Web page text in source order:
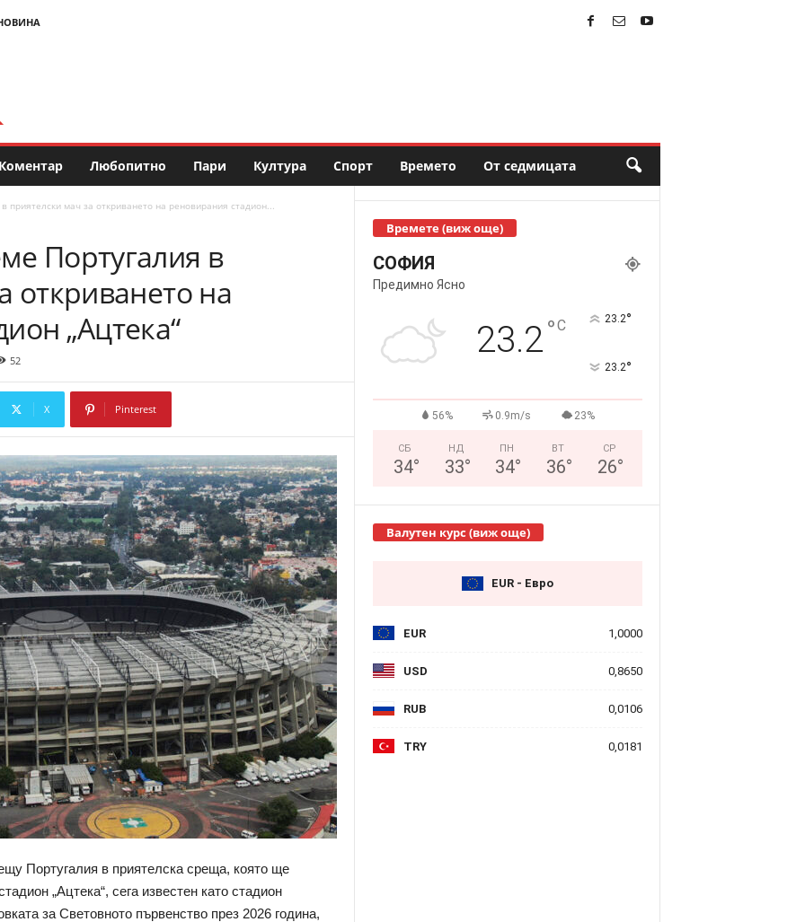
Коментар Любопитно Пари Култура Спорт Времето От седмицата
приятелски мач за откриването на реновирания стадион...
Португалия в
откриването на
„Ацтека“
52
X Pinterest
Португалия в приятелска среща, която ще
„Ацтека“, сега известен като стадион
за Световното първенство през 2026 година,
Времете (виж още)
СОФИЯ
Предимно Ясно
23.2°C 23.2°
23.2°
56% 0.9m/s 23%
СБ
34°
НД
33°
ПН
34°
ВТ
36°
СР
26°
Валутен курс (виж още)
EUR - Евро
EUR 1,0000
USD 0,8650
RUB 0,0106
TRY 0,0181